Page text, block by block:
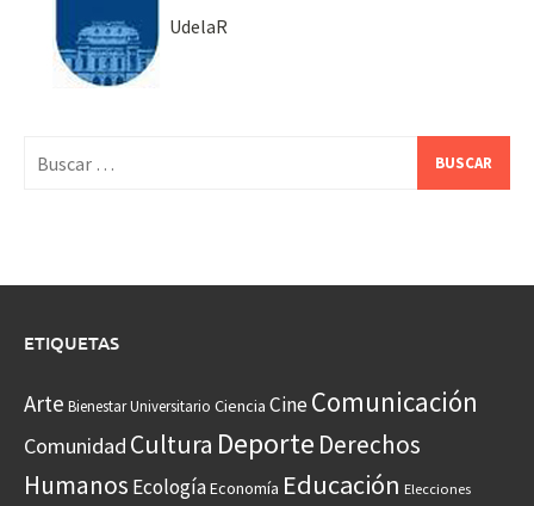
UdelaR
ETIQUETAS
Arte Bienestar Universitario Ciencia CineComunicación
Comunidad Cultura Deporte Derechos
Humanos EcologíaEconomía Educación Elecciones